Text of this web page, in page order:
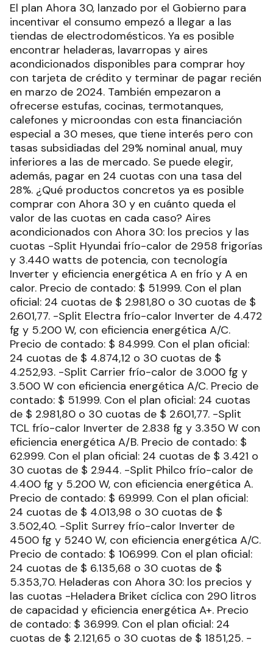
El plan Ahora 30, lanzado por el Gobierno para
incentivar el consumo empezó a llegar a las
tiendas de electrodomésticos. Ya es posible
encontrar heladeras, lavarropas y aires
acondicionados disponibles para comprar hoy
con tarjeta de crédito y terminar de pagar recién
en marzo de 2024. También empezaron a
ofrecerse estufas, cocinas, termotanques,
calefones y microondas con esta financiación
especial a 30 meses, que tiene interés pero con
tasas subsidiadas del 29% nominal anual, muy
inferiores a las de mercado. Se puede elegir,
además, pagar en 24 cuotas con una tasa del
28%. ¿Qué productos concretos ya es posible
comprar con Ahora 30 y en cuánto queda el
valor de las cuotas en cada caso? Aires
acondicionados con Ahora 30: los precios y las
cuotas -Split Hyundai frío-calor de 2958 frigorías
y 3.440 watts de potencia, con tecnología
Inverter y eficiencia energética A en frío y A en
calor. Precio de contado: $ 51.999. Con el plan
oficial: 24 cuotas de $ 2.981,80 o 30 cuotas de $
2.601,77. -Split Electra frío-calor Inverter de 4.472
fg y 5.200 W, con eficiencia energética A/C.
Precio de contado: $ 84.999. Con el plan oficial:
24 cuotas de $ 4.874,12 o 30 cuotas de $
4.252,93. -Split Carrier frío-calor de 3.000 fg y
3.500 W con eficiencia energética A/C. Precio de
contado: $ 51.999. Con el plan oficial: 24 cuotas
de $ 2.981,80 o 30 cuotas de $ 2.601,77. -Split
TCL frío-calor Inverter de 2.838 fg y 3.350 W con
eficiencia energética A/B. Precio de contado: $
62.999. Con el plan oficial: 24 cuotas de $ 3.421 o
30 cuotas de $ 2.944. -Split Philco frío-calor de
4.400 fg y 5.200 W, con eficiencia energética A.
Precio de contado: $ 69.999. Con el plan oficial:
24 cuotas de $ 4.013,98 o 30 cuotas de $
3.502,40. -Split Surrey frío-calor Inverter de
4500 fg y 5240 W, con eficiencia energética A/C.
Precio de contado: $ 106.999. Con el plan oficial:
24 cuotas de $ 6.135,68 o 30 cuotas de $
5.353,70. Heladeras con Ahora 30: los precios y
las cuotas -Heladera Briket cíclica con 290 litros
de capacidad y eficiencia energética A+. Precio
de contado: $ 36.999. Con el plan oficial: 24
cuotas de $ 2.121,65 o 30 cuotas de $ 1851,25. -